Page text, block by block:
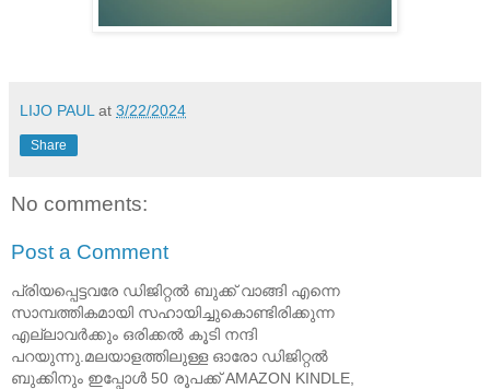
LIJO PAUL at 3/22/2024
Share
No comments:
Post a Comment
പ്രിയപ്പെട്ടവരേ ഡിജിറ്റൽ ബുക്ക് വാങ്ങി എന്നെ
സാമ്പത്തികമായി സഹായിച്ചുകൊണ്ടിരിക്കുന്ന
എല്ലാവർക്കും ഒരിക്കൽ കൂടി നന്ദി
പറയുന്നു.മലയാളത്തിലുള്ള ഓരോ ഡിജിറ്റൽ
ബുക്കിനും ഇപ്പോൾ 50 രൂപക്ക് AMAZON KINDLE,